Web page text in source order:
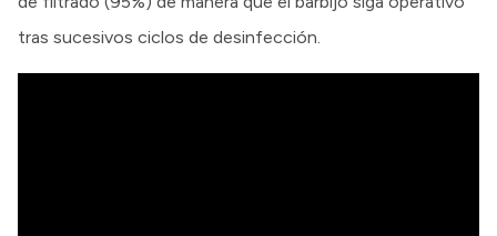
tras sucesivos ciclos de desinfección.